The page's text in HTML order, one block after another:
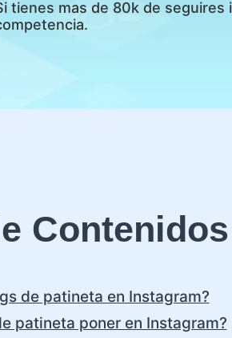
tienes mas de 80k de seguires
de patineta en Instagram?
patineta poner en Instagram?